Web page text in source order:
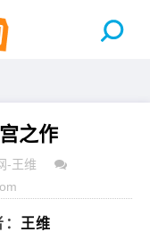
之作
-王维
王维